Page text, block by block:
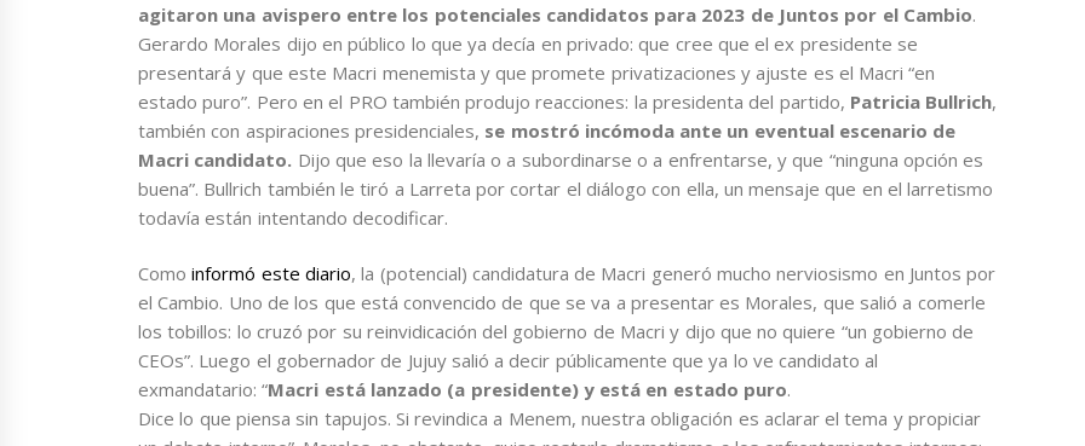
agitaron una avispero entre los potenciales candidatos para 2023 de Juntos por el Cambio.
Gerardo Morales dijo en público lo que ya decía en privado: que cree que el ex presidente se
presentará y que este Macri menemista y que promete privatizaciones y ajuste es el Macri “en
estado puro”. Pero en el PRO también produjo reacciones: la presidenta del partido, Patricia Bullrich,
también con aspiraciones presidenciales, se mostró incómoda ante un eventual escenario de
Macri candidato. Dijo que eso la llevaría o a subordinarse o a enfrentarse, y que “ninguna opción es
buena”. Bullrich también le tiró a Larreta por cortar el diálogo con ella, un mensaje que en el larretismo
todavía están intentando decodificar.
Como informó este diario, la (potencial) candidatura de Macri generó mucho nerviosismo en Juntos por
el Cambio. Uno de los que está convencido de que se va a presentar es Morales, que salió a comerle
los tobillos: lo cruzó por su reinvidicación del gobierno de Macri y dijo que no quiere “un gobierno de
CEOs”. Luego el gobernador de Jujuy salió a decir públicamente que ya lo ve candidato al
exmandatario: “Macri está lanzado (a presidente) y está en estado puro.
Dice lo que piensa sin tapujos. Si revindica a Menem, nuestra obligación es aclarar el tema y propiciar